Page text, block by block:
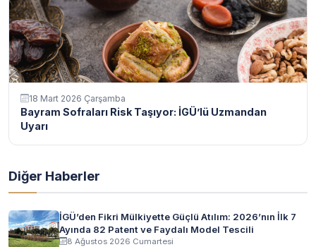
18 Mart 2026 Çarşamba
Bayram Sofraları Risk Taşıyor: İGÜ’lü Uzmandan
Uyarı
Diğer Haberler
İGÜ’den Fikri Mülkiyette Güçlü Atılım: 2026’nın İlk 7
Ayında 82 Patent ve Faydalı Model Tescili
8 Ağustos 2026 Cumartesi